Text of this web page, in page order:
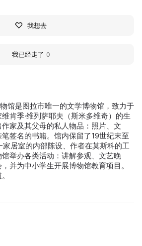
馆是图拉市唯一的文学博物馆，致力于
肯季·维列萨耶夫（斯米多维奇）的生
家及其父母的私人物品：照片、文
签名的书籍。馆内保留了19世纪末至
居室的内部陈设、作者在莫斯科的工
举办各类活动：讲解参观、文艺晚
并为中小学生开展博物馆教育项目。
我想去
我已经走了 0